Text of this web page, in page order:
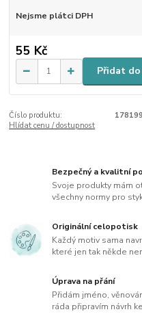
Nejsme plátci DPH
55 Kč
Přidat
Číslo produktu:
178199
Hlídat cenu / dostupnost
Bezpečný a kvalitní
Svoje produkty mám
všechny normy pro
Originální celopotisk
Každý motiv sama
které jen tak někde
Úprava na přání
Přidám jméno,
ráda připravím návrh